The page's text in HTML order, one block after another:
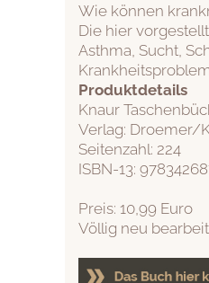
Wie können
Die hier
Asthma, Sucht,
Produktdetails
Knaur
Verlag: Droemer/
Seitenzahl: 224
ISBN-13:
Preis: 10,99 Euro
Völlig neu